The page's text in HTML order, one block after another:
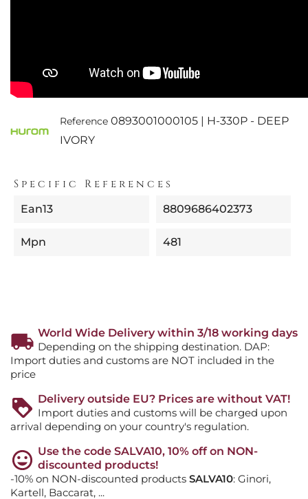
Reference 0893001000105 | H-330P - DEEP
IVORY
Specific References
Ean13 8809686402373
Mpn 481
World Wide Delivery within 3/18 working days
Depending on the shipping destination. DAP:
Import duties and customs are NOT included in the
price
Delivery outside EU? Prices are without VAT!
Import duties and customs will be charged upon
arrival depending on your country's regulation.
Use the code SALVA10, 10% off on NON-
discounted products!
-10% on NON-discounted products SALVA10: Ginori,
Kartell, Baccarat, ...